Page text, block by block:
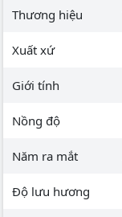
Thương hiệu
Xuất xứ
Giới tính
Nồng độ
Năm ra mắt
Độ lưu hương